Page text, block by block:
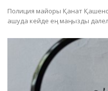
Полиция майоры Қанат
ашуда кейде ең маңызды